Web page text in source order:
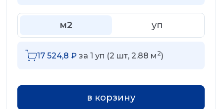
м2 уп
17 524,8 ₽ за 1 уп (2 шт, 2.88 м 2)
в корзину